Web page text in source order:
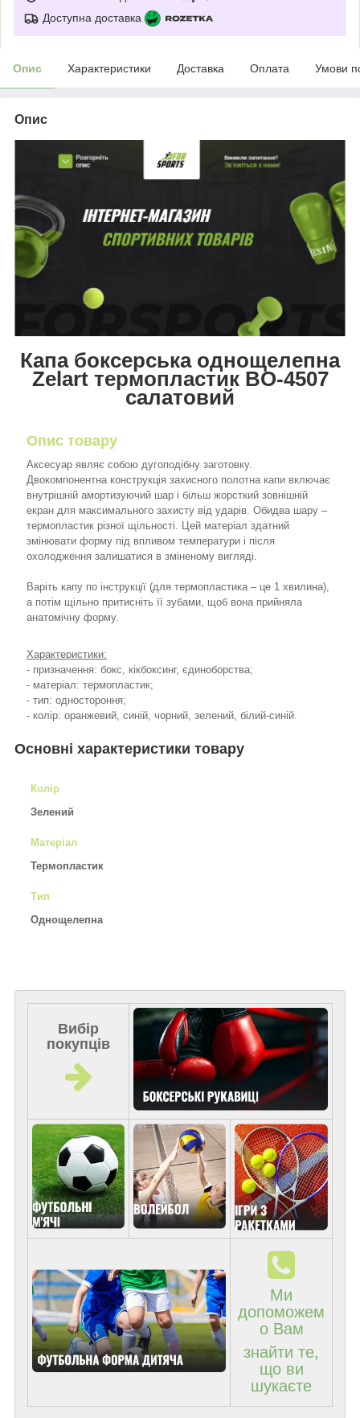
Доступна доставка
Опис Характеристики Доставка Оплата Умови
Опис
Капа боксерська однощелепна
Zelart термопластик BO-4507
салатовий
Опис товару
Аксесуар являє собою дугоподібну заготовку.
Двокомпонентна конструкція захисного полотна капи включає
внутрішній амортизуючий шар і більш жорсткий зовнішній
екран для максимального захисту від ударів. Обидва шару –
термопластик різної щільності. Цей матеріал здатний
змінювати форму під впливом температури і після
охолодження залишатися в зміненому вигляді.
Варіть капу по інструкції (для термопластика – це 1 хвилина),
а потім щільно притисніть її зубами, щоб вона прийняла
анатомічну форму.
Характеристики:
- призначення: бокс, кікбоксинг, єдиноборства;
- матеріал: термопластик;
- тип: одностороння;
- колір: оранжевий, синій, чорний, зелений, білий-синій.
Основні характеристики товару
Колір
Зелений
Матеріал
Термопластик
Тип
Однощелепна
Вибір
покупців
Ми
допоможем
о Вам
знайти те,
що ви
шукаєте